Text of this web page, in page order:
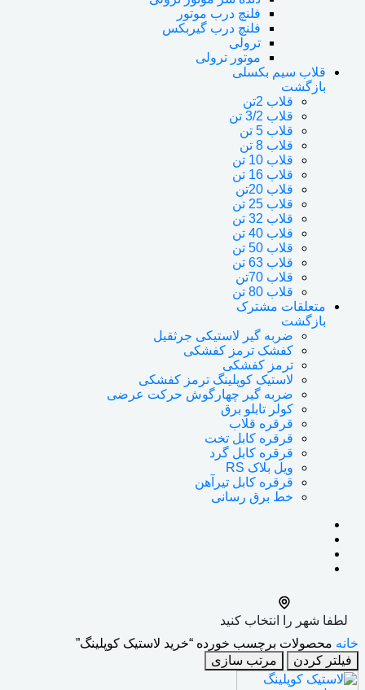
فلنچ درب موتور
فلنچ درب گیربکس
ترولی
موتور ترولی
قلاب سیم بکسلی
بازگشت
قلاب 2تن
قلاب 3/2 تن
قلاب 5 تن
قلاب 8 تن
قلاب 10 تن
قلاب 16 تن
قلاب 20تن
قلاب 25 تن
قلاب 32 تن
قلاب 40 تن
قلاب 50 تن
قلاب 63 تن
قلاب 70تن
قلاب 80 تن
متعلقات مشترک
بازگشت
ضربه گیر لاستیکی جرثقیل
کفشک ترمز کفشکی
ترمز کفشکی
لاستیک کوپلینگ ترمز کفشکی
ضربه گیر چهارگوش حرکت عرضی
کولر تابلو برق
قرقره قلاب
قرقره کابل تخت
قرقره کابل گرد
ویل بلاک RS
قرقره کابل تیرآهن
خط برق رسانی
لطفا شهر را انتخاب کنید
خانه محصولات برچسب خورده “خرید لاستیک کوپلینگ”
فیلتر کردن
مرتب سازی